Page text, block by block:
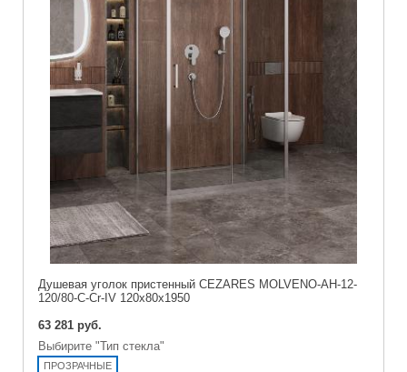
Душевая уголок пристенный CEZARES MOLVENO-AH-12-
120/80-C-Cr-IV 120x80x1950
63 281 руб.
Выбирите "Тип стекла"
ПРОЗРАЧНЫЕ